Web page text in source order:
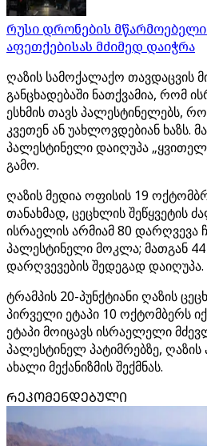
რუსი დრონების
აფეთქებისას მძიმედ დაიჭრა
ღაზის სამოქალაქო თავდაცვის
განცხადებაში ნათქვამია, რომ
ესხმის თავს პალესტინელებს,
კვეთენ ან უახლოვდებიან ხაზს.
პალესტინელი დაიღუპა
გამო.
ღაზის მედია ოფისის 19
თანახმად, ცეცხლის შეწყვეტის
ისრაელის არმიამ 80 დარღვევა
პალესტინელი მოკლა; მათგან
დარღვევების შედეგად დაიღუპა.
ტრამპის 20-პუნქტიანი ღაზის
პირველი ეტაპი 10 ოქტომბერს
ეტაპი მოიცავს ისრაელელი
პალესტინელ პატიმრებზე,
ახალი მექანიზმის შექმნას.
ᲠᲔᲙᲝᲛᲔᲜᲓᲔᲑᲣᲚᲘ